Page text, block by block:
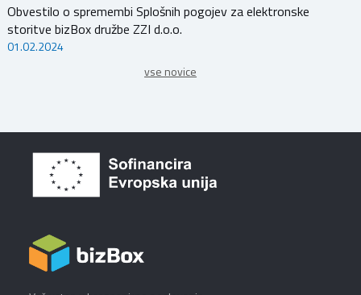
Obvestilo o spremembi Splošnih pogojev za elektronske
storitve bizBox družbe ZZI d.o.o.
01.02.2024
vse novice